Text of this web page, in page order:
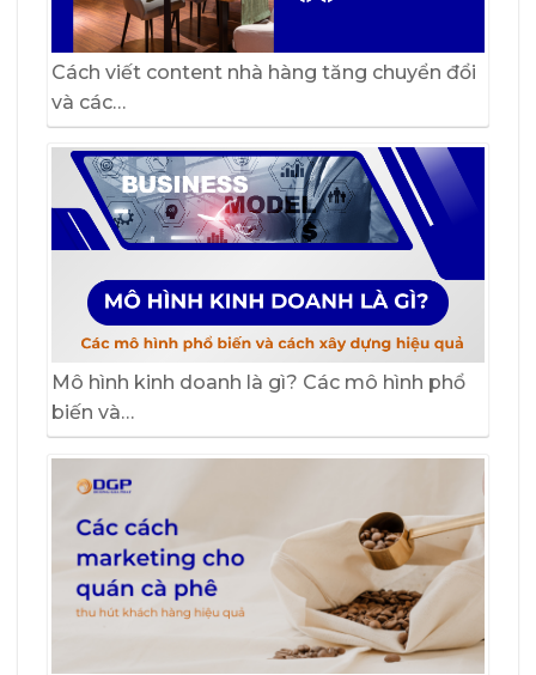
Cách viết content nhà hàng tăng chuyển đổi
và các…
Mô hình kinh doanh là gì? Các mô hình phổ
biến và…